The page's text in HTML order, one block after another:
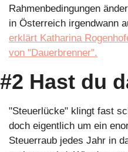
Rahmenbedingungen
erklärt Katharina
von "Dauerbrenner".
#2 Hast du
"Steuerlücke" klingt fast
doch eigentlich um ein
Steuerraub jedes Jahr in